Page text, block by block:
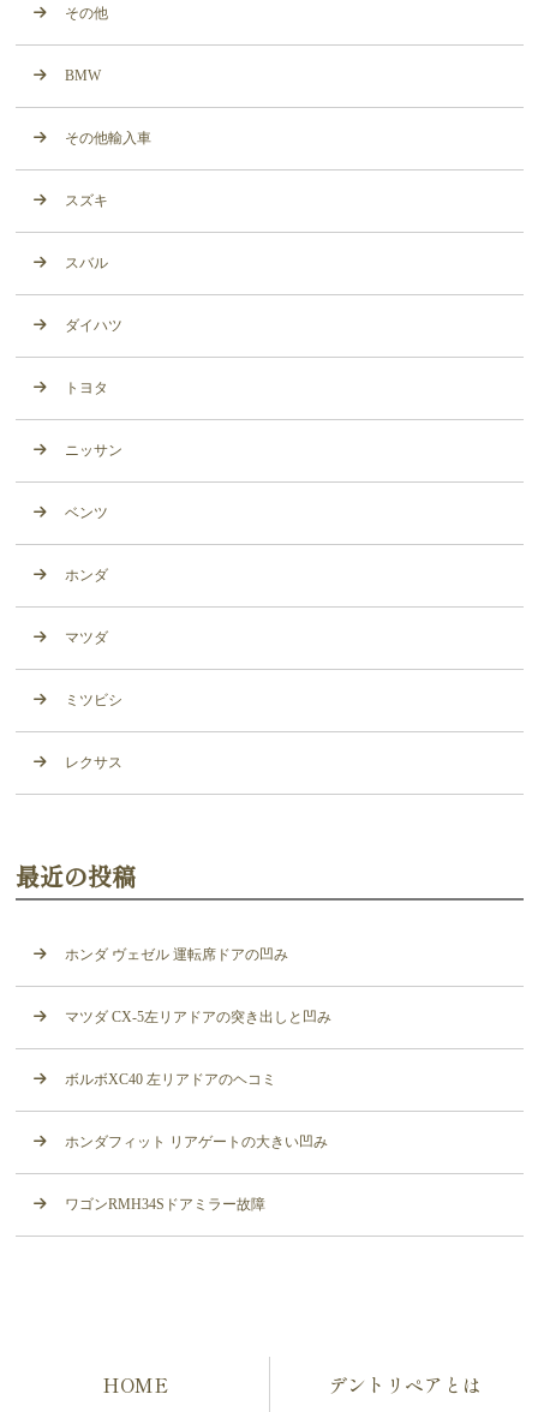
その他
BMW
その他輸入車
スズキ
スバル
ダイハツ
トヨタ
ニッサン
ベンツ
ホンダ
マツダ
ミツビシ
レクサス
最近の投稿
ホンダ ヴェゼル 運転席ドアの凹み
マツダ CX-5左リアドアの突き出しと凹み
ボルボXC40 左リアドアのヘコミ
ホンダフィット リアゲートの大きい凹み
ワゴンRMH34Sドアミラー故障
HOME デントリペアとは